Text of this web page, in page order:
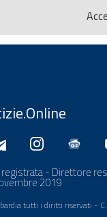
- Direttore
2019
tutti i diritti riservati -